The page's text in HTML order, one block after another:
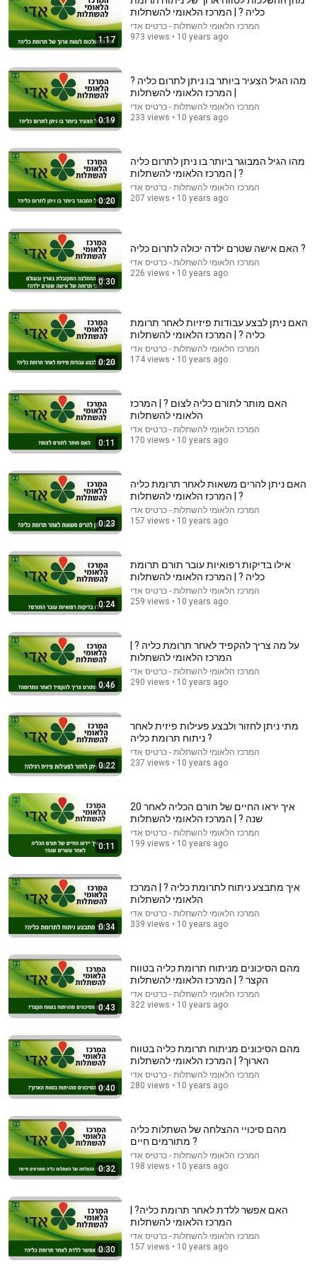
Comment...
"I'm not just an abandoned baby in the market":
Esther Lavie on the trauma of abandonment, the qu...
בשבע - עיתון הבית של הציבור הדתי
Auto-dubbed
מוסר כליות: לא רק ארנון סגל - תרומת איברים ליהודים
בלבד
כאן | חדשות - תאגיד השידור הישראלי • 62K views
The 10 Most Dangerous Places in North Carolina
Chris Harden • 20K views
ערוץ הבריאות • 1.5K views
If You Have Green Eyes — DNA Finally Revealed
Where They Really Come From
Asian Ancestry • 591K views
1:17
כליה ? | המרכז הלאומי להשתלות
המרכז הלאומי להשתלות - כרטיס אדי
973 views • 10 years ago
0:19
מהו הגיל הצעיר ביותר בו ניתן לתרום כליה ?
| המרכז הלאומי להשתלות
המרכז הלאומי להשתלות - כרטיס אדי
233 views • 10 years ago
0:20
מהו הגיל המבוגר ביותר בו ניתן לתרום כליה
? | המרכז הלאומי להשתלות
המרכז הלאומי להשתלות - כרטיס אדי
207 views • 10 years ago
0:30
האם אישה שטרם ילדה יכולה לתרום כליה ?
המרכז הלאומי להשתלות - כרטיס אדי
226 views • 10 years ago
0:20
האם ניתן לבצע עבודות פיזיות לאחר תרומת
כליה ? | המרכז הלאומי להשתלות
המרכז הלאומי להשתלות - כרטיס אדי
174 views • 10 years ago
0:11
האם מותר לתורם כליה לצום ? | המרכז
הלאומי להשתלות
המרכז הלאומי להשתלות - כרטיס אדי
170 views • 10 years ago
0:23
האם ניתן להרים משאות לאחר תרומת כליה
? | המרכז הלאומי להשתלות
המרכז הלאומי להשתלות - כרטיס אדי
157 views • 10 years ago
0:24
אילו בדיקות רפואיות עובר תורם תרומת
כליה ? | המרכז הלאומי להשתלות
המרכז הלאומי להשתלות - כרטיס אדי
259 views • 10 years ago
0:46
על מה צריך להקפיד לאחר תרומת כליה ? |
המרכז הלאומי להשתלות
המרכז הלאומי להשתלות - כרטיס אדי
290 views • 10 years ago
0:22
מתי ניתן לחזור ולבצע פעילות פיזית לאחר
ניתוח תרומת כליה ?
המרכז הלאומי להשתלות - כרטיס אדי
237 views • 10 years ago
0:11
איך יראו החיים של תורם הכליה לאחר 20
שנה ? | המרכז הלאומי להשתלות
המרכז הלאומי להשתלות - כרטיס אדי
199 views • 10 years ago
0:34
איך מתבצע ניתוח לתרומת כליה ? | המרכז
הלאומי להשתלות
המרכז הלאומי להשתלות - כרטיס אדי
339 views • 10 years ago
0:43
מהם הסיכונים מניתוח תרומת כליה בטווח
הקצר ? | המרכז הלאומי להשתלות
המרכז הלאומי להשתלות - כרטיס אדי
322 views • 10 years ago
0:40
מהם הסיכונים מניתוח תרומת כליה בטווח
הארוך? | המרכז הלאומי להשתלות
המרכז הלאומי להשתלות - כרטיס אדי
280 views • 10 years ago
0:32
מהם סיכויי ההצלחה של השתלות כליה
מתורמים חיים ?
המרכז הלאומי להשתלות - כרטיס אדי
198 views • 10 years ago
0:30
האם אפשר ללדת לאחר תרומת כליה? |
המרכז הלאומי להשתלות
המרכז הלאומי להשתלות - כרטיס אדי
157 views • 10 years ago